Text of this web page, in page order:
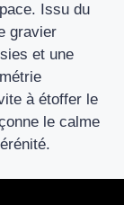
Issu du
gravier
et une
à étoffer le
le calme